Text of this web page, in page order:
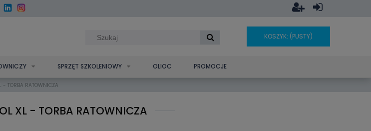
KOSZYK: (PUSTY)
SPRZĘT SZKOLENIOWY OLIOC PROMOCJE
- TORBA RATOWNICZA
XL - TORBA RATOWNICZA